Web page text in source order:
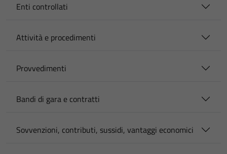
Enti controllati
Attività e procedimenti
Provvedimenti
Bandi di gara e contratti
Sovvenzioni, contributi, sussidi, vantaggi economici